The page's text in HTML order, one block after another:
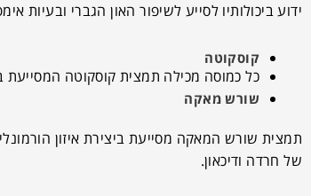
ידוע ביכולותיו לסייע לשיפור האון הגברי ובעיות
קוסקוטה
כל כמוסה מכילה תמצית קוסקוטה המסייעת
שורש מאקה
תמצית שורש המאקה מסייעת ביצירת איזון
של חרדה ודיכאון.